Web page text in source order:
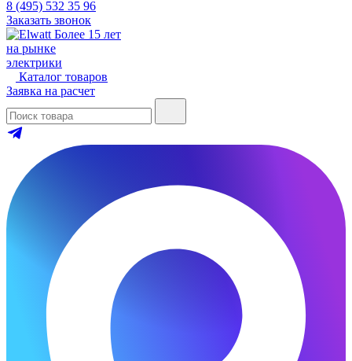
8 (495) 532 35 96
Заказать звонок
Более 15 лет
на рынке
электрики
Каталог товаров
Заявка на расчет